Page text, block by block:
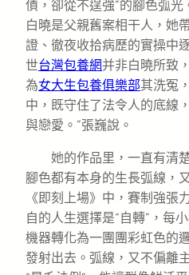
債，卻從不逞強”的腳色弧
白曉是父親舊案相干人，她
證、徹夜收拾病歷的實操中
世台灣包養網并非白曉所致
為女大生包養俱樂部其洗冤
中，既守住了法令人的底線
與戀愛。”張巍說。
她的作品里，一直有清
腳色都有本身的生長弧線，
《即刻上場》中，賽制強張
自的人生選擇是“自轉”，每
機器轉化為一團團彩虹色的
發射出去。弧線，又不偏離